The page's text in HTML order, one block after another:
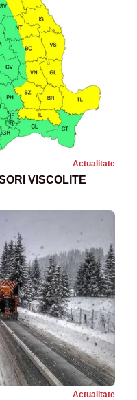
Actualitate
VISCOLITE
Actualitate